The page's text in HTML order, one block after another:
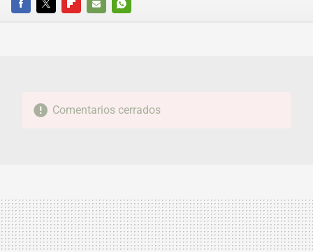
FACEBOOKTWITTERFLIPBOARD
E-
WHATSAPP
Comentarios cerrados